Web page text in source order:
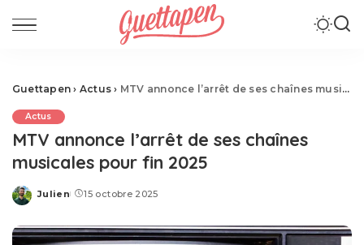
Guettapen › Actus › MTV annonce l’arrêt de ses chaînes musicales pour fin 2025
Actus
MTV annonce l’arrêt de ses chaînes
musicales pour fin 2025
Posted
Julien 15 octobre 2025